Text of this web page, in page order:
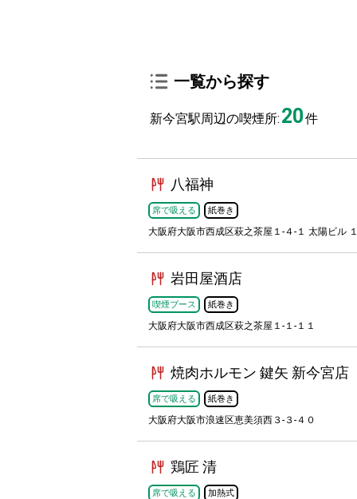
一覧から探す
新今宮駅周辺の喫煙所: 20件
八福神
席で吸える 紙巻き
大阪府大阪市西成区萩之茶屋１-４-１ 太陽ビル
岩田屋酒店
喫煙ブース 紙巻き
大阪府大阪市西成区萩之茶屋１-１-１１
焼肉ホルモン 鍵矢 新今宮店
席で吸える 紙巻き
大阪府大阪市浪速区恵美須西３-３-４０
鶏匠 清
席で吸える 加熱式